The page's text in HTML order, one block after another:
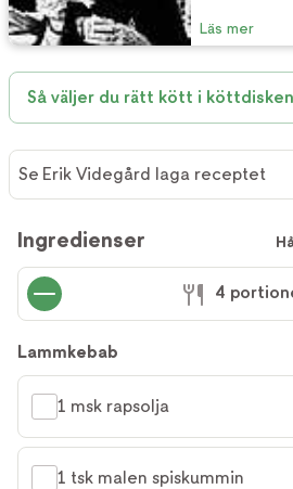
Läs mer
Så väljer du rätt kött i köttdisken
Se Erik Videgård laga receptet
Ingredienser
4
Lammkebab
1 msk rapsolja
1 tsk malen spiskummin